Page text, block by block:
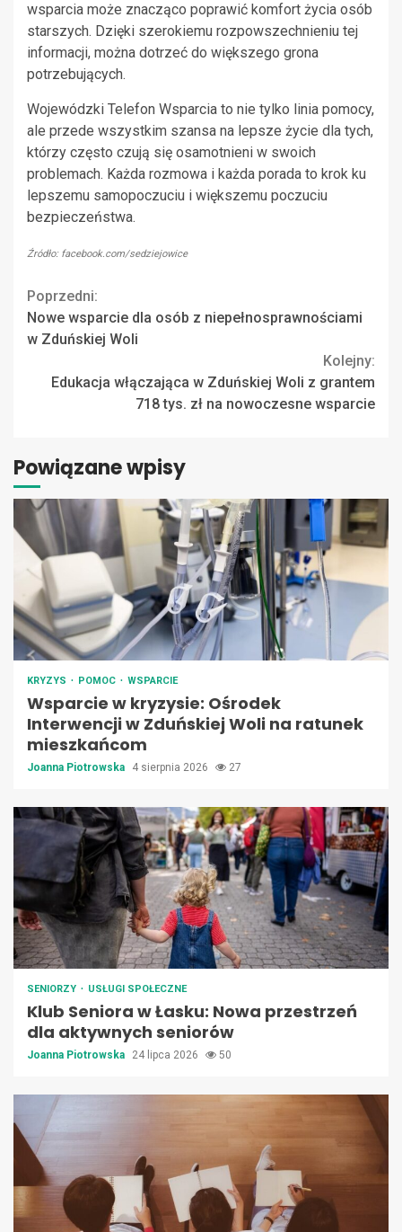
wsparcia może znacząco poprawić komfort życia osób
starszych. Dzięki szerokiemu rozpowszechnieniu tej
informacji, można dotrzeć do większego grona
potrzebujących.
Wojewódzki Telefon Wsparcia to nie tylko linia pomocy,
ale przede wszystkim szansa na lepsze życie dla tych,
którzy często czują się osamotnieni w swoich
problemach. Każda rozmowa i każda porada to krok ku
lepszemu samopoczuciu i większemu poczuciu
bezpieczeństwa.
Źródło: facebook.com/sedziejowice
Continue
Reading
Poprzedni:
Nowe wsparcie dla osób z niepełnosprawnościami
w Zduńskiej Woli
Kolejny:
Edukacja włączająca w Zduńskiej Woli z grantem
718 tys. zł na nowoczesne wsparcie
Powiązane wpisy
KRYZYS POMOC WSPARCIE
Wsparcie w kryzysie: Ośrodek
Interwencji w Zduńskiej Woli na ratunek
mieszkańcom
Joanna Piotrowska 4 sierpnia 2026 27
SENIORZY USŁUGI SPOŁECZNE
Klub Seniora w Łasku: Nowa przestrzeń
dla aktywnych seniorów
Joanna Piotrowska 24 lipca 2026 50